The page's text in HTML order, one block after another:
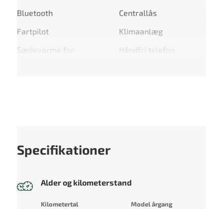
Bluetooth
Centrallås
Fartpilot
Klimaanlæg
Sædevarme for
Håndfri telefon
Specifikationer
Alder og kilometerstand
Kilometertal Model årgang